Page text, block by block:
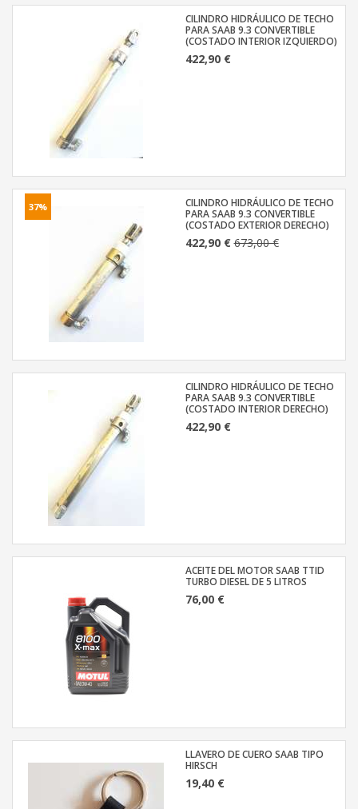
CILINDRO HIDRÁULICO DE TECHO
PARA SAAB 9.3 CONVERTIBLE
(COSTADO INTERIOR IZQUIERDO)
422,90 €
37%
CILINDRO HIDRÁULICO DE TECHO
PARA SAAB 9.3 CONVERTIBLE
(COSTADO EXTERIOR DERECHO)
422,90 €673,00 €
CILINDRO HIDRÁULICO DE TECHO
PARA SAAB 9.3 CONVERTIBLE
(COSTADO INTERIOR DERECHO)
422,90 €
ACEITE DEL MOTOR SAAB TTID
TURBO DIESEL DE 5 LITROS
76,00 €
LLAVERO DE CUERO SAAB TIPO
HIRSCH
19,40 €